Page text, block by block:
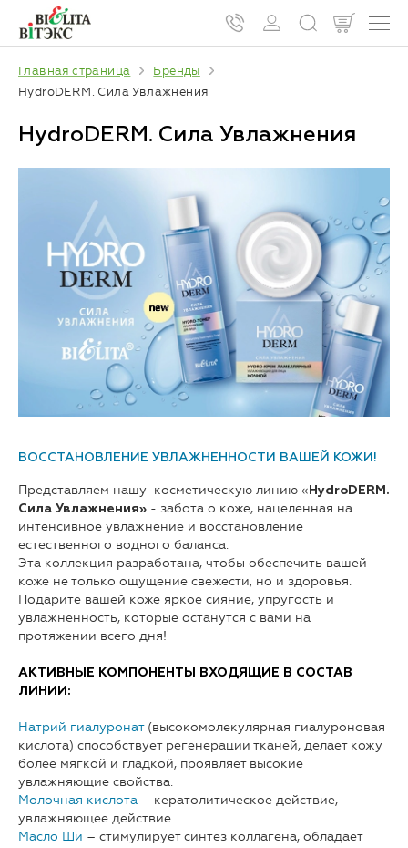
Главная страница
Бренды
HydroDERM. Сила Увлажнения
HydroDERM. Сила Увлажнения
ВОССТАНОВЛЕНИЕ УВЛАЖНЕННОСТИ ВАШЕЙ КОЖИ!
Представляем нашу косметическую линию « Hydro DERM.
Сила Увлажнения» - забота о коже, нацеленная на
интенсивное увлажнение и восстановление
естественного водного баланса.
Эта коллекция разработана, чтобы обеспечить вашей
коже не только ощущение свежести, но и здоровья.
Подарите вашей коже яркое сияние, упругость и
увлажненность, которые останутся с вами на
протяжении всего дня!
АКТИВНЫЕ КОМПОНЕНТЫ ВХОДЯЩИЕ В СОСТАВ
ЛИНИИ:
Натрий гиалуронат(высокомолекулярная гиалуроновая
кислота) способствует регенерации тканей, делает кожу
более мягкой и гладкой, проявляет высокие
увлажняющие свойства.
Молочная кислота – кератолитическое действие,
увлажняющее действие.
Масло Ши – стимулирует синтез коллагена, обладает